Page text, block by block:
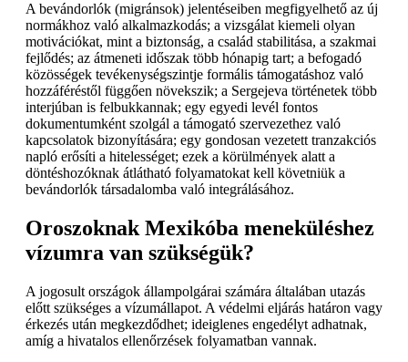
A bevándorlók (migránsok) jelentéseiben megfigyelhető az új
normákhoz való alkalmazkodás; a vizsgálat kiemeli olyan
motivációkat, mint a biztonság, a család stabilitása, a szakmai
fejlődés; az átmeneti időszak több hónapig tart; a befogadó
közösségek tevékenységszintje formális támogatáshoz való
hozzáféréstől függően növekszik; a Sergejeva történetek több
interjúban is felbukkannak; egy egyedi levél fontos
dokumentumként szolgál a támogató szervezethez való
kapcsolatok bizonyítására; egy gondosan vezetett tranzakciós
napló erősíti a hitelességet; ezek a körülmények alatt a
döntéshozóknak átlátható folyamatokat kell követniük a
bevándorlók társadalomba való integrálásához.
Oroszoknak Mexikóba meneküléshez
vízumra van szükségük?
A jogosult országok állampolgárai számára általában utazás
előtt szükséges a vízumállapot. A védelmi eljárás határon vagy
érkezés után megkezdődhet; ideiglenes engedélyt adhatnak,
amíg a hivatalos ellenőrzések folyamatban vannak.